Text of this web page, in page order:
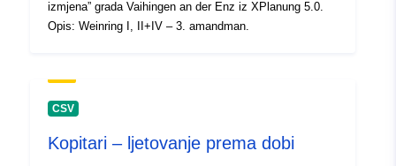
Informacije o
1.0
izmjena” grada Vaihingen an der Enz iz XPlanung 5.0.
Opis: Weinring I, II+IV – 3. amandman.
CSV
Kopitari – ljetovanje prema dobi